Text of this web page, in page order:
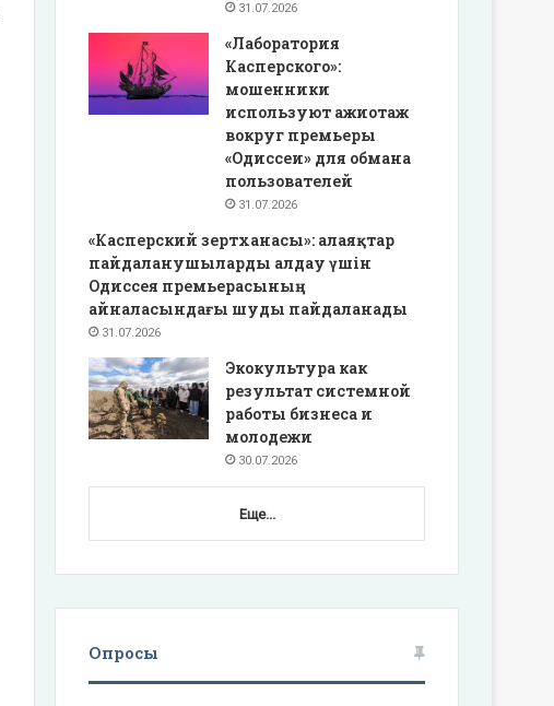
31.07.2026
«Лаборатория
Касперского»:
мошенники
используют ажиотаж
вокруг премьеры
«Одиссеи» для обмана
пользователей
31.07.2026
«Касперский зертханасы»: алаяқтар
пайдаланушыларды алдау үшін
Одиссея премьерасының
айналасындағы шуды пайдаланады
31.07.2026
Экокультура как
результат системной
работы бизнеса и
молодежи
30.07.2026
Еще...
Опросы